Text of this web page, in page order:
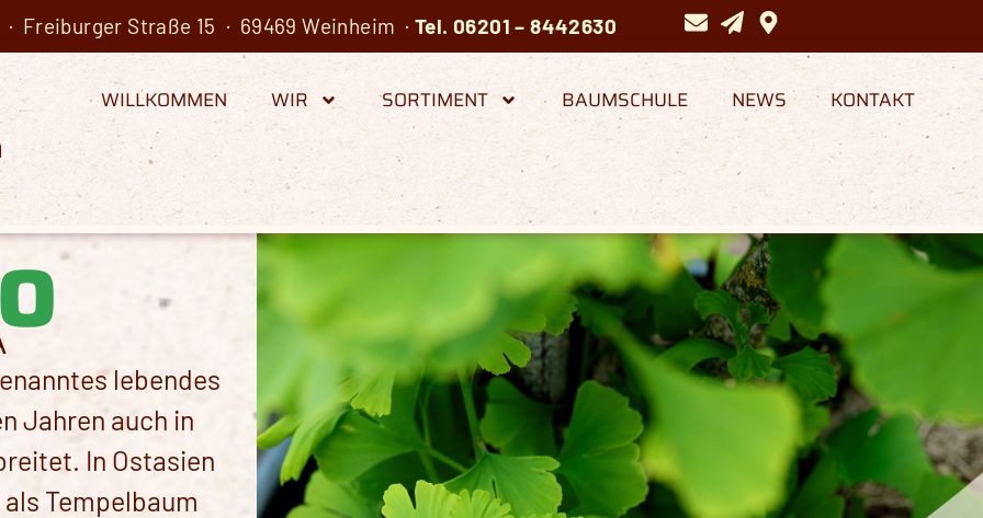
Freiburger Straße 15 · 69469 Weinheim · Tel. 06201 – 8442630
WILLKOMMEN WIR SORTIMENT BAUMSCHULE NEWS KONTAKT
lebendes
Jahren auch in
In Ostasien
Tempelbaum